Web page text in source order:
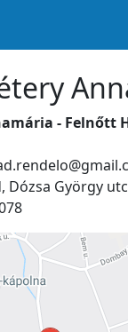
- Felnőtt
Dózsa György